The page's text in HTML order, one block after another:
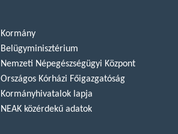
Kormány
Belügyminisztérium
Nemzeti Népegészségügyi Központ
Országos Kórházi Főigazgatóság
Kormányhivatalok lapja
NEAK közérdekű adatok